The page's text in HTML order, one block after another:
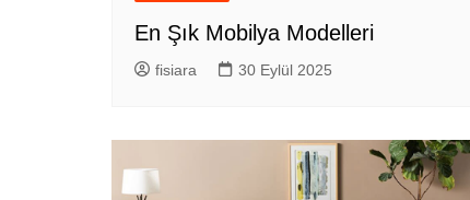
En Şık Mobilya Modelleri
fisiara 30 Eylül 2025